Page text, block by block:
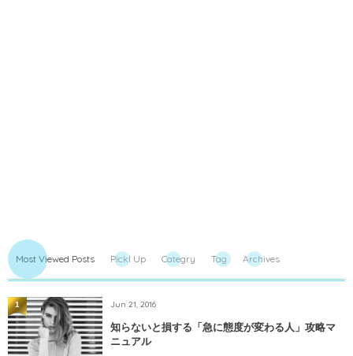
Most Viewed Posts PickI Up Categry Tag Archives
Jun 21, 2016
知らないと損する「急に態度が変わる人」攻略マ
ニュアル
1